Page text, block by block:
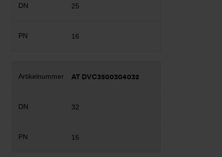
25
16
AT DVC3500304032
32
16